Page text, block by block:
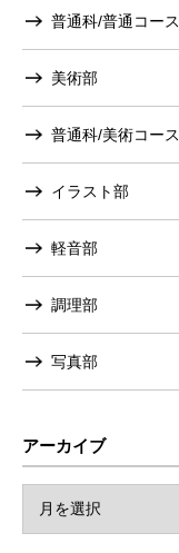
普通科/普通コース
美術部
普通科/美術コース
イラスト部
軽音部
調理部
写真部
アーカイブ